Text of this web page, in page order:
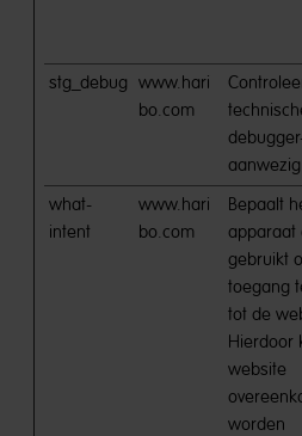
stg_debug www.hari
bo.com
what-
intent
www.hari
bo.com
Bepaalt
apparaat
gebruikt
toegang
tot de
Hierdoor
website
worden